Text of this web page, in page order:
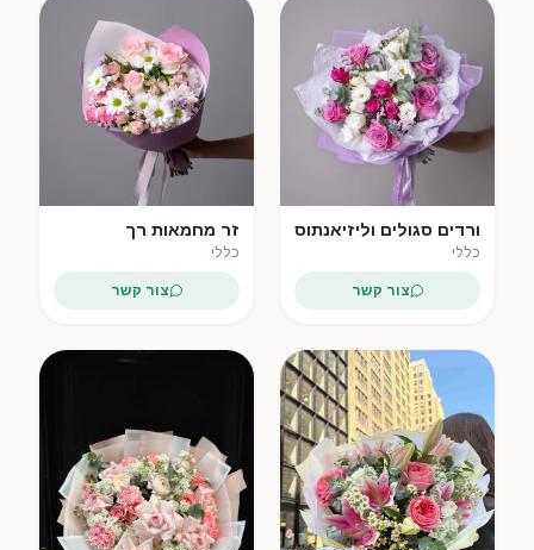
ורדים סגולים וליזיאנתוס
לבן
כללי
צור קשר
זר מחמאות רך
כללי
צור קשר